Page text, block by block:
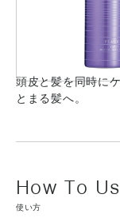
頭皮と髪を同時に
とまる髪へ。
使い方